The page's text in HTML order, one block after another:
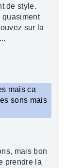
de style.
quasiment
sur la
mais ca
sons mais
mais bon
prendre la